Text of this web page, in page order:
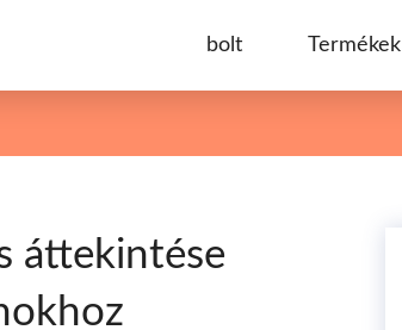
bolt Termékek
áttekintése